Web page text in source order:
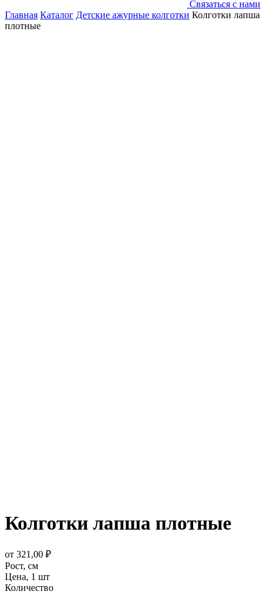
Связаться с нами
Главная Каталог Детские ажурные колготки Колготки лапша
плотные
Колготки лапша плотные
от 321,00 ₽
Рост, см
Цена, 1 шт
Количество